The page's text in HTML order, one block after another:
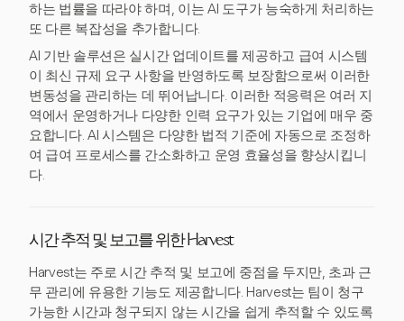
하는 법률을 따라야 하며, 이는 AI 도구가 능숙하게 처리하는
또 다른 복잡성을 추가합니다.
AI 기반 솔루션은 실시간 업데이트를 제공하고 급여 시스템
이 최신 규제 요구 사항을 반영하도록 보장함으로써 이러한
변동성을 관리하는 데 뛰어납니다. 이러한 적응력은 여러 지
역에서 운영하거나 다양한 인력 요구가 있는 기업에 매우 중
요합니다. AI 시스템은 다양한 법적 기준에 자동으로 조정하
여 급여 프로세스를 간소화하고 운영 효율성을 향상시킵니
다.
시간 추적 및 보고를 위한 Harvest
Harvest는 주로 시간 추적 및 보고에 중점을 두지만, 초과 근
무 관리에 유용한 기능도 제공합니다. Harvest는 팀이 청구
가능한 시간과 청구되지 않는 시간을 쉽게 추적할 수 있도록